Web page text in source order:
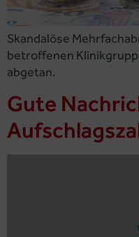
Skandalöse
betroffenen
abgetan.
Gute